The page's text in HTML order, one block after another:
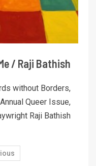
/ Raji Bathish
without Borders,
Queer Issue,
Raji Bathish...